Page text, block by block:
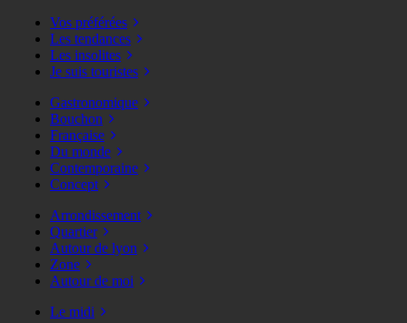
Vos préférées
Les tendances
Les insolites
Je suis touristes
Gastronomique
Bouchon
Française
Du monde
Contemporaine
Concept
Arrondissement
Quartier
Autour de lyon
Zone
Autour de moi
Le midi